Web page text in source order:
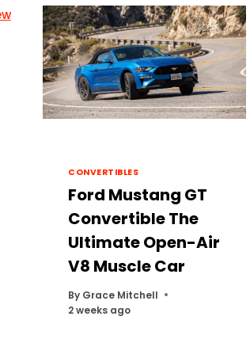
CONVERTIBLES
Ford Mustang GT
Convertible The
Ultimate Open-Air
V8 Muscle Car
By Grace Mitchell
2 weeks ago